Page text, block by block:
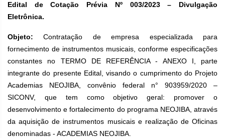
Edital de Cotação Prévia Nº 003/2023 – Divulgação
Eletrônica.
Objeto:Contratação de empresa especializada para
fornecimento de instrumentos musicais, conforme especificações
constantes no TERMO DE REFERÊNCIA - ANEXO I, parte
integrante do presente Edital, visando o cumprimento do Projeto
Academias NEOJIBA, convênio federal n° 903959/2020 –
SICONV, que tem como objetivo geral: promover o
desenvolvimento e fortalecimento do programa NEOJIBA, através
da aquisição de instrumentos musicais e realização de Oficinas
denominadas - ACADEMIAS NEOJIBA.